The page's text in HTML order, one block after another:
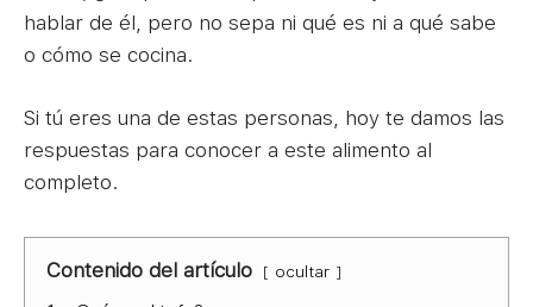
hablar de él, pero no sepa ni qué es ni a qué sabe
o cómo se cocina.
Si tú eres una de estas personas, hoy te damos las
respuestas para conocer a este alimento al
completo.
Contenido del artículo ocultar